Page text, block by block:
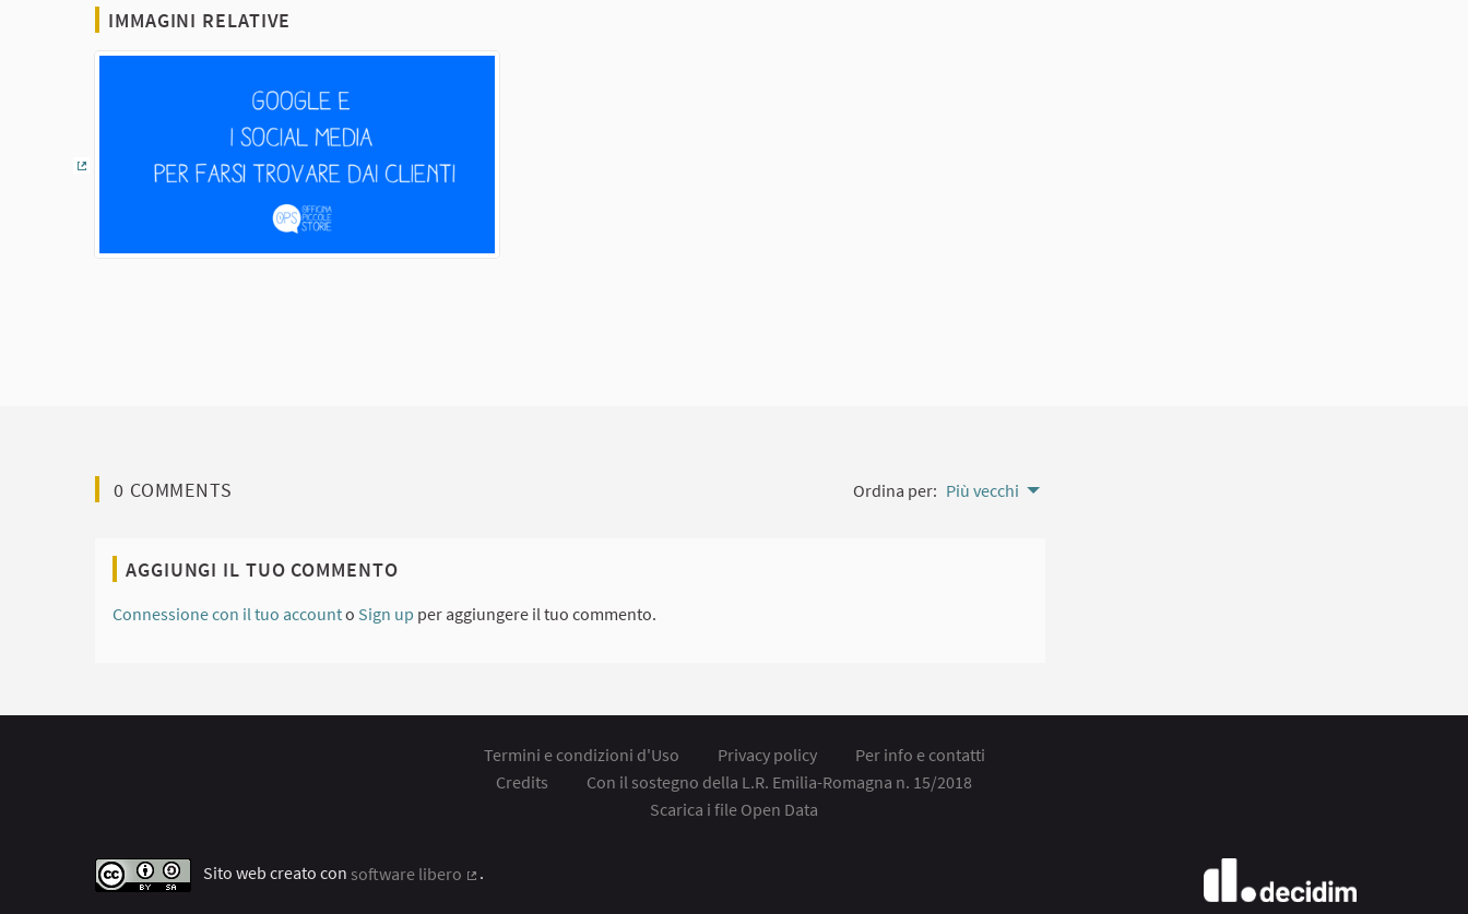
IMMAGINI RELATIVE
(Collegamento esterno)
0 COMMENTS Ordina per: Più vecchi
AGGIUNGI IL TUO COMMENTO
Connessione con il tuo accounto Sign up per aggiungere il tuo commento.
Termini e condizioni d'Uso Privacy policy
Per info e contatti
Credits
Con il sostegno della L.R. Emilia-Romagna n. 15/2018
Scarica i file Open Data
Sito web creato con software libero
.